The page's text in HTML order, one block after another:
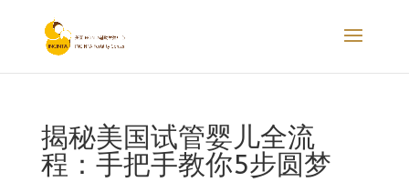
揭秘美国试管婴儿全流
程：手把手教你5步圆梦